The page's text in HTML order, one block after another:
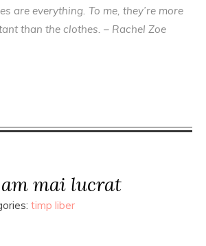
are everything. To me, they’re more
than the clothes. – Rachel Zoe
am mai lucrat
timp liber